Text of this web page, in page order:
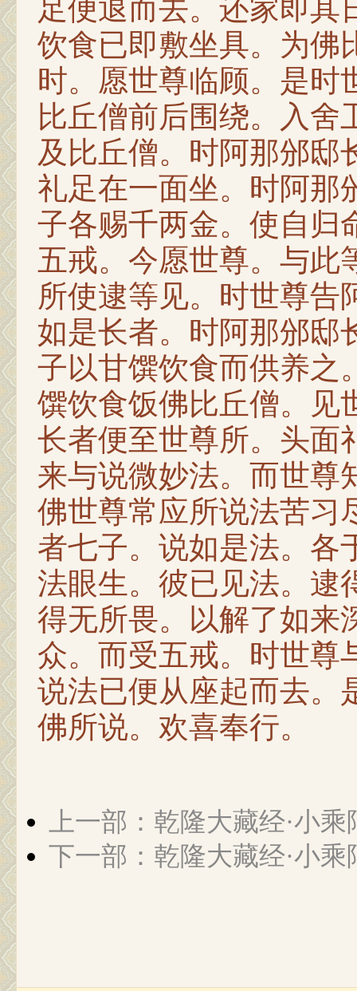
足便退而去。还家即其
饮食已即敷坐具。为佛
时。愿世尊临顾。是时
比丘僧前后围绕。入舍
及比丘僧。时阿那邠邸
礼足在一面坐。时阿那
子各赐千两金。使自归
五戒。今愿世尊。与此
所使逮等见。时世尊告
如是长者。时阿那邠邸
子以甘馔饮食而供养之
馔饮食饭佛比丘僧。见
长者便至世尊所。头面
来与说微妙法。而世尊
佛世尊常应所说法苦习
者七子。说如是法。各
法眼生。彼已见法。逮
得无所畏。以解了如来
众。而受五戒。时世尊
说法已便从座起而去。
佛所说。欢喜奉行。
上一部：乾隆大藏经·小
下一部：乾隆大藏经·小